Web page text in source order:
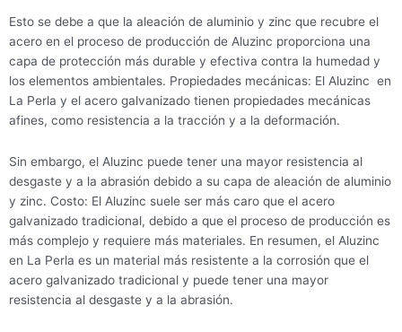
Esto se debe a que la aleación de aluminio y zinc que recubre el
acero en el proceso de producción de Aluzinc proporciona una
capa de protección más durable y efectiva contra la humedad y
los elementos ambientales. Propiedades mecánicas: El Aluzinc en
La Perla y el acero galvanizado tienen propiedades mecánicas
afines, como resistencia a la tracción y a la deformación.
Sin embargo, el Aluzinc puede tener una mayor resistencia al
desgaste y a la abrasión debido a su capa de aleación de aluminio
y zinc. Costo: El Aluzinc suele ser más caro que el acero
galvanizado tradicional, debido a que el proceso de producción es
más complejo y requiere más materiales. En resumen, el Aluzinc
en La Perla es un material más resistente a la corrosión que el
acero galvanizado tradicional y puede tener una mayor
resistencia al desgaste y a la abrasión.